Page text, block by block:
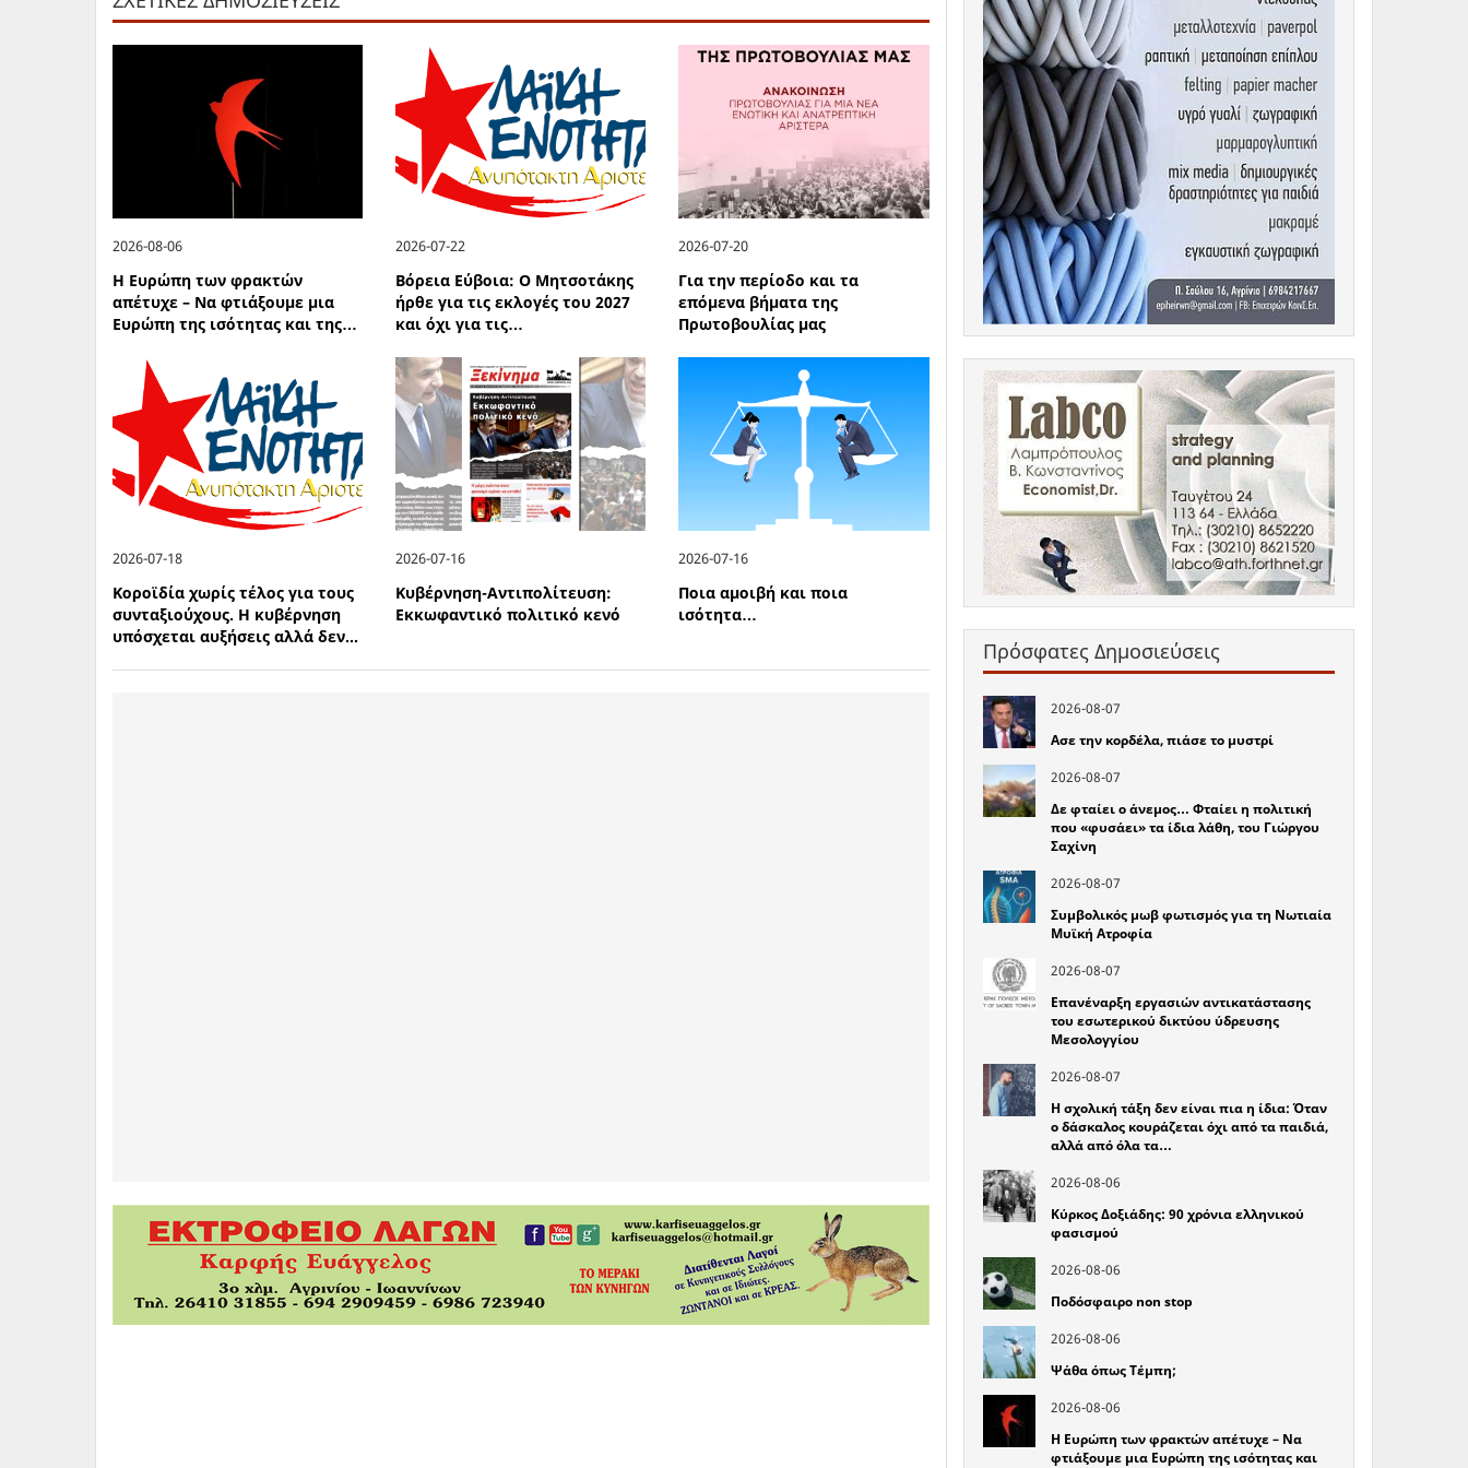
2026-08-06
Η Ευρώπη των φρακτών
απέτυχε – Να φτιάξουμε μια
Ευρώπη της ισότητας και της…
2026-07-22
Βόρεια Εύβοια: Ο Μητσοτάκης
ήρθε για τις εκλογές του 2027
και όχι για τις…
2026-07-20
Για την περίοδο και τα
επόμενα βήματα της
Πρωτοβουλίας μας
2026-07-18
Κοροϊδία χωρίς τέλος για τους
συνταξιούχους. Η κυβέρνηση
υπόσχεται αυξήσεις αλλά δεν...
2026-07-16
Κυβέρνηση-Αντιπολίτευση:
Εκκωφαντικό πολιτικό κενό
2026-07-16
Ποια αμοιβή και ποια
ισότητα…
Πρόσφατες Δημοσιεύσεις
2026-08-07
Ασε την κορδέλα, πιάσε το μυστρί
2026-08-07
Δε φταίει ο άνεμος… Φταίει η πολιτική
που «φυσάει» τα ίδια λάθη, του Γιώργου
Σαχίνη
2026-08-07
Συμβολικός μωβ φωτισμός για τη Νωτιαία
Μυϊκή Ατροφία
2026-08-07
Επανέναρξη εργασιών αντικατάστασης
του εσωτερικού δικτύου ύδρευσης
Μεσολογγίου
2026-08-07
Η σχολική τάξη δεν είναι πια η ίδια: Όταν
ο δάσκαλος κουράζεται όχι από τα παιδιά,
αλλά από όλα τα…
2026-08-06
Κύρκος Δοξιάδης: 90 χρόνια ελληνικού
φασισμού
2026-08-06
Ποδόσφαιρο non stop
2026-08-06
Ψάθα όπως Τέμπη;
2026-08-06
Η Ευρώπη των φρακτών απέτυχε – Να
φτιάξουμε μια Ευρώπη της ισότητας και